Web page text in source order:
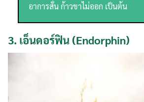
อาการสั่น ก้าวขาไม่ออก เป็นต้น
3. เอ็นดอร์ฟิน (Endorphin)